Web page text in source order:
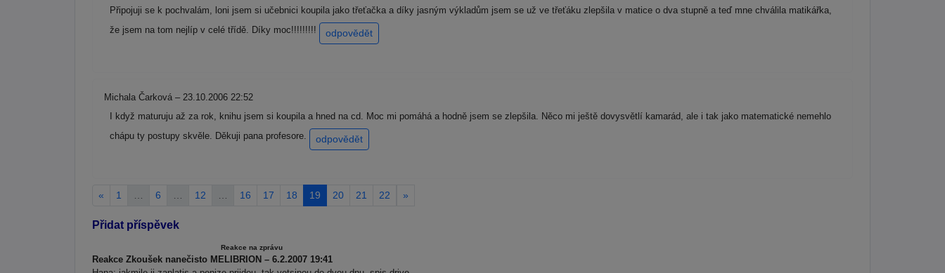
Připojuji se k pochvalám, loni jsem si učebnici koupila jako třeťačka a díky jasným výkladům jsem se už ve třeťáku zlepšila v matice o dva stupně a teď mne chválila matikářka,
že jsem na tom nejlíp v celé třídě. Díky moc!!!!!!!!!
odpovědět
Michala Čarková – 23.10.2006 22:52
I když maturuju až za rok, knihu jsem si koupila a hned na cd. Moc mi pomáhá a hodně jsem se zlepšila. Něco mi ještě dovysvětlí kamarád, ale i tak jako matematické nemehlo
chápu ty postupy skvěle. Děkuji pana profesore.
odpovědět
« 1 6 12 16 17 18 19 20 21 22 »
Přidat příspěvek
Reakce na zprávu
Reakce Zkoušek nanečisto MELIBRION – 6.2.2007 19:41